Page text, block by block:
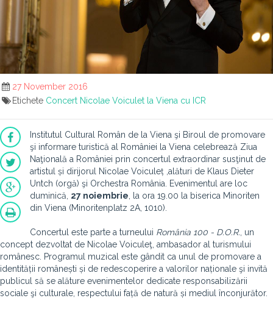
27 November 2016
Etichete Concert Nicolae Voiculet la Viena cu ICR
Institutul Cultural Român de la Viena şi Biroul de promovare
şi informare turistică al României la Viena celebrează Ziua
Naţională a României prin concertul extraordinar susţinut de
artistul și dirijorul Nicolae Voiculeț ,alături de Klaus Dieter
Untch (orgă) şi Orchestra România. Evenimentul are loc
duminică, 27 noiembrie , la ora 19.00 la biserica Minoriten
din Viena (Minoritenplatz 2A, 1010).
Concertul este parte a turneului România 100 - D.O.R. , un
concept dezvoltat de Nicolae Voiculeţ, ambasador al turismului
românesc. Programul muzical este gândit ca unul de promovare a
identității românești și de redescoperire a valorilor naționale şi invită
publicul să se alăture evenimentelor dedicate responsabilizării
sociale şi culturale, respectului față de natură și mediul înconjurător.